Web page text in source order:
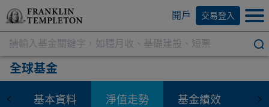
開戶 交易登入
全球基金
基本資料 淨值走勢 基金績效 資